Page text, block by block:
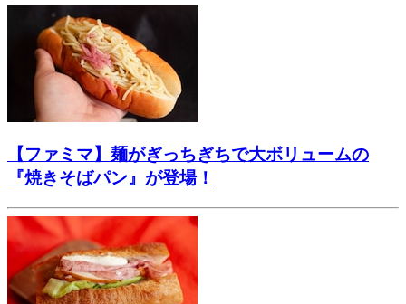
【ファミマ】麺がぎっちぎちで大ボリュームの
『焼きそばパン』が登場！